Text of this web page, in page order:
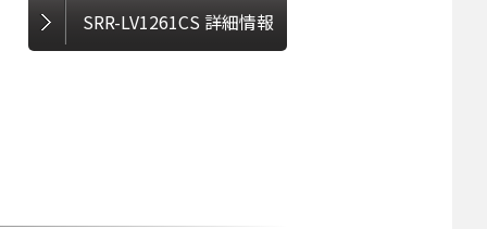
SRR-LV1261CS 詳細情報